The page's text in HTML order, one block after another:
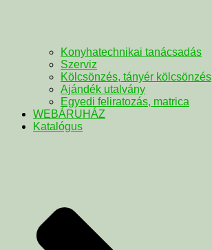
Konyhatechnikai tanácsadás
Szerviz
Kölcsönzés, tányér kölcsönzés
Ajándék utalvány
Egyedi feliratozás, matrica
WEBÁRUHÁZ
Katalógus